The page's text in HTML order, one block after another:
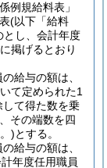
例規給料表」
(以下「給料
とし、会計年度
掲げるとおり
給与の額は、
て定められた1
て得た数を乗
その端数を四
)とする。
給与の額は、
年度任用職員